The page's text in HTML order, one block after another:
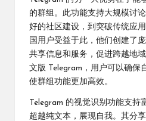
的群组。此功能支持大规模讨
好的社区建设，到突破传统应
国用户受益于此，他们创建了
共享信息和服务，促进跨越地
文版 Telegram，用户可以确保
使群组功能更加高效。
Telegram 的视觉识别功能支持
超越纯文本，展现自我。其分